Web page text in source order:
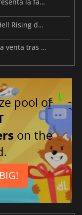
Warhammer 40.000: Dawn of War 4 presenta la facción de los Necrones
Se ha anunciado oficialmente el DLC Hell Rising de Nioh 3
Forsaken Realms: Vahrin's Call sale a la venta tras una década
pool of
on the